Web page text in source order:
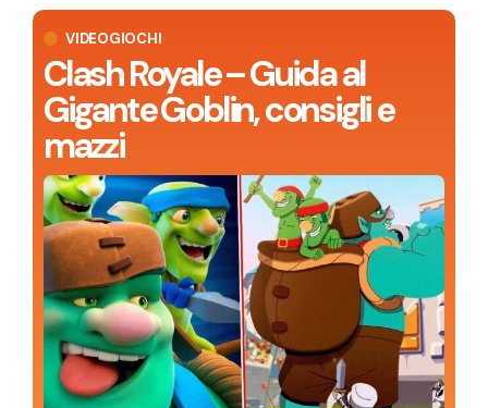
VIDEOGIOCHI
Clash Royale – Guida al
Gigante Goblin, consigli e
mazzi